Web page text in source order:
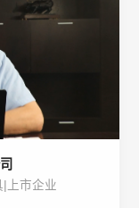
上市企业